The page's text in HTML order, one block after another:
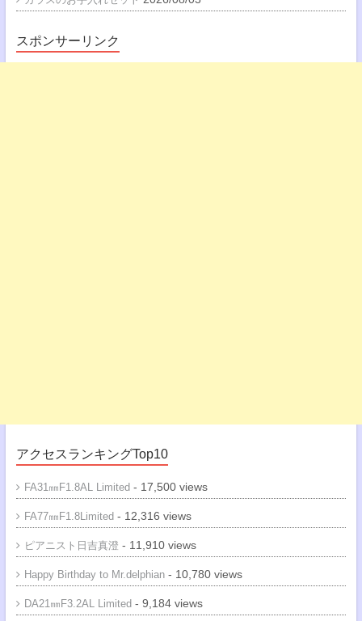
スポンサーリンク
アクセスランキングTop10
FA31㎜F1.8AL Limited- 17,500 views
FA77㎜F1.8Limited- 12,316 views
ピアニスト日吉真澄 - 11,910 views
Happy Birthday to Mr.delphian- 10,780 views
DA21㎜F3.2AL Limited- 9,184 views